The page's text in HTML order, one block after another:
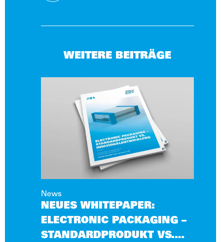
WEITERE BEITRÄGE
News
NEUES WHITEPAPER:
ELECTRONIC PACKAGING –
STANDARDPRODUKT VS.